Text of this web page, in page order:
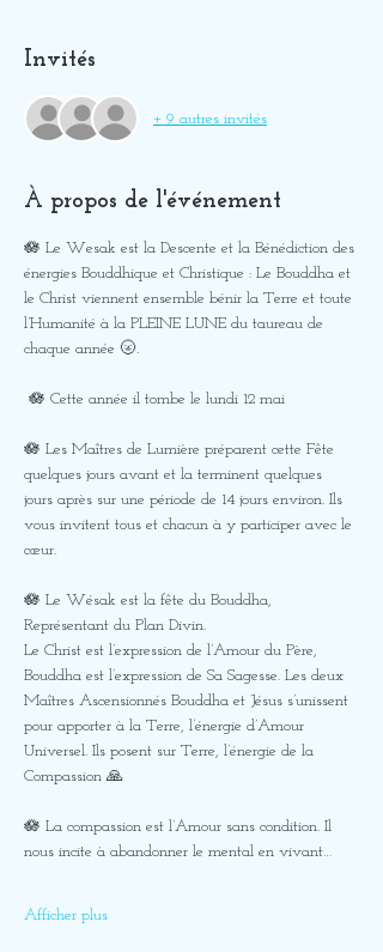
Invités
+ 9 autres invités
À propos de l'événement
🪷 Le Wesak est la Descente et la Bénédiction des
énergies Bouddhique et Christique : Le Bouddha et
le Christ viennent ensemble bénir la Terre et toute
l’Humanité à la PLEINE LUNE du taureau de
chaque année 🌝.
🪷 Cette année il tombe le lundi 12 mai
🪷 Les Maîtres de Lumière préparent cette Fête
quelques jours avant et la terminent quelques
jours après sur une période de 14 jours environ. Ils
vous invitent tous et chacun à y participer avec le
cœur.
🪷 Le Wésak est la fête du Bouddha,
Représentant du Plan Divin.
Le Christ est l’expression de l’Amour du Père,
Bouddha est l’expression de Sa Sagesse. Les deux
Maîtres Ascensionnés Bouddha et Jésus s’unissent
pour apporter à la Terre, l’énergie d’Amour
Universel. Ils posent sur Terre, l’énergie de la
Compassion 🙏
🪷 La compassion est l’Amour sans condition. Il
nous incite à abandonner le mental en vivant…
Afficher plus